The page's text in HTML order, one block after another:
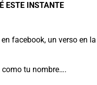
ESTE INSTANTE
facebook, un verso en
como tu nombre….